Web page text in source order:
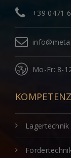
+39 0471
Mo-Fr: 8-
Lagertechnik